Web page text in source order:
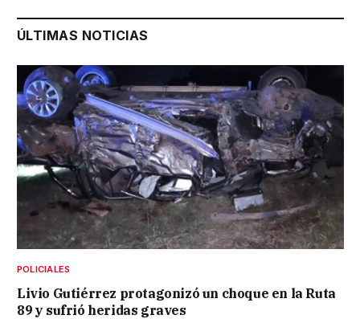
ÚLTIMAS NOTICIAS
POLICIALES
Livio Gutiérrez protagonizó un choque en la Ruta
89 y sufrió heridas graves